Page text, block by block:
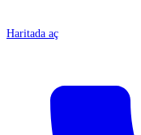
Haritada aç